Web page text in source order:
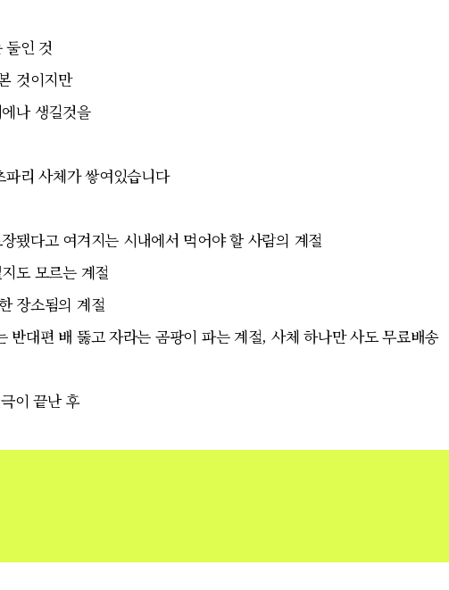
둘인 것
것이지만
나 생길것을
리 사체가 쌓여있습니다
됐다고 여겨지는 시내에서 먹어야 할 사람의 계절
도 모르는 계절
장소됨의 계절
반대편 배 뚫고 자라는 곰팡이 파는 계절, 사체 하나만 사도 무료배송
이 끝난 후